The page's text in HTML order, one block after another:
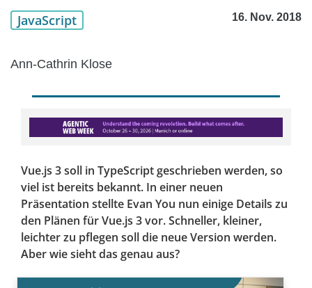
JavaScript 16. Nov. 2018
Ann-Cathrin Klose
Vue.js 3 soll in TypeScript geschrieben werden, so
viel ist bereits bekannt. In einer neuen
Präsentation stellte Evan You nun einige Details zu
den Plänen für Vue.js 3 vor. Schneller, kleiner,
leichter zu pflegen soll die neue Version werden.
Aber wie sieht das genau aus?